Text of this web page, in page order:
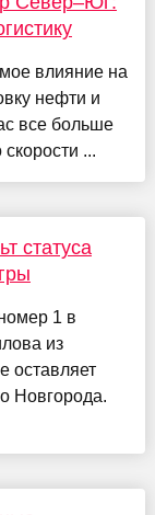
влияние на
нефти и
все больше
...
статуса
1 в
из
оставляет
Новгорода.